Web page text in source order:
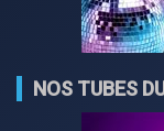
NOS TUBES